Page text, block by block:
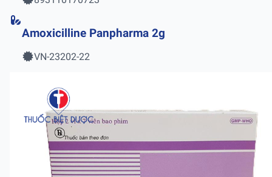
Amoxicilline Panpharma 2g
VN-23202-22